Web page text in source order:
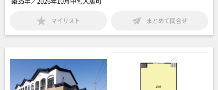
マイリスト まとめて問合せ